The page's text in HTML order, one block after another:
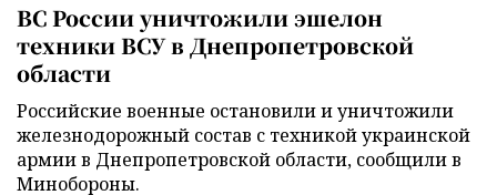
ВС России уничтожили эшелон
техники ВСУ в Днепропетровской
области
Российские военные остановили и уничтожили
железнодорожный состав с техникой украинской
армии в Днепропетровской области, сообщили в
Минобороны.